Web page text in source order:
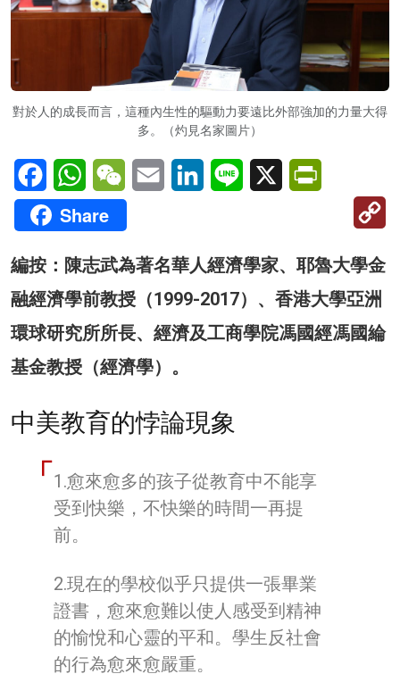
對於人的成長而言，這種內生性的驅動力要遠比外部強加的力量大得
多。（灼見名家圖片）
FacebookWhatsAppWeChatEmail LinkedInLine X
Share
編按：陳志武為著名華人經濟學家、耶魯大學金
融經濟學前教授（1999-2017）、香港大學亞洲
環球研究所所長、經濟及工商學院馮國經馮國綸
基金教授（經濟學）。
中美教育的悖論現象
1.愈來愈多的孩子從教育中不能享
受到快樂，不快樂的時間一再提
前。
2.現在的學校似乎只提供一張畢業
證書，愈來愈難以使人感受到精神
的愉悅和心靈的平和。學生反社會
的行為愈來愈嚴重。